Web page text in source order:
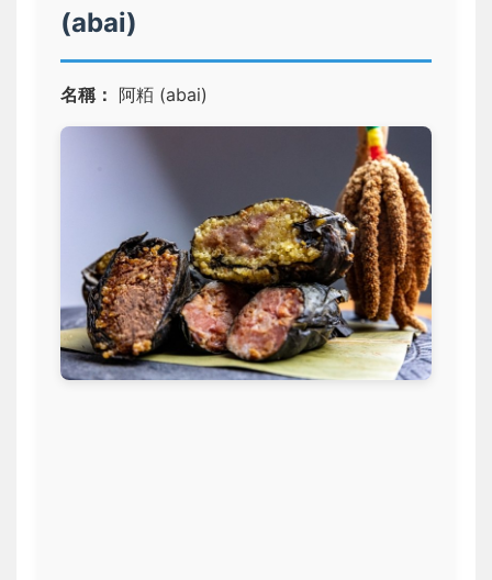
(abai)
名稱： 阿粨 (abai)